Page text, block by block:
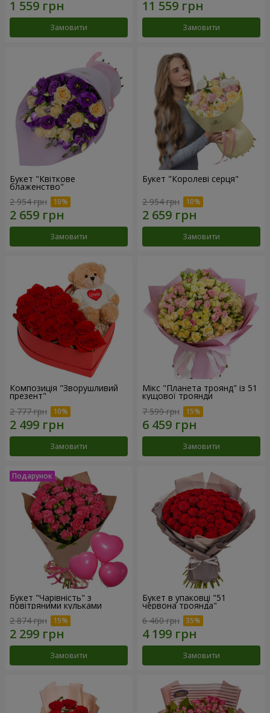
Замовити Замовити
Букет "Квіткове
блаженство"
2 954 грн
Замовити
Букет "Королеві серця"
2 954 грн
Замовити
Композиція "Зворушливий
презент"
2 777 грн
Замовити
Мікс "Планета троянд" із 51
кущової троянди
7 599 грн
Замовити
Букет "Чарівність" з
повітряними кульками
2 874 грн
Замовити
Букет в упаковці "51
червона троянда"
6 460 грн
Замовити